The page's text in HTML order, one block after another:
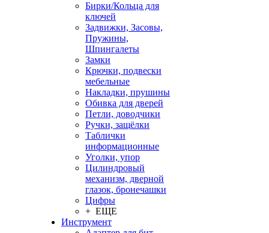
Бирки/Кольца для
ключей
Задвижки, Засовы,
Пружины,
Шпингалеты
Замки
Крючки, подвески
мебельные
Накладки, прушины
Обивка для дверей
Петли, доводчики
Ручки, защёлки
Таблички
информационные
Уголки, упор
Цилиндровый
механизм, дверной
глазок, бронечашки
Цифры
+ ЕЩЕ
Инструмент